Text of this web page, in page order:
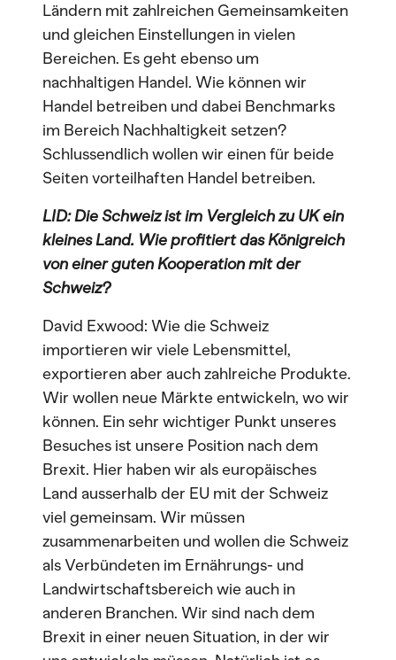
Ländern mit zahlreichen Gemeinsamkeiten
und gleichen Einstellungen in vielen
Bereichen. Es geht ebenso um
nachhaltigen Handel. Wie können wir
Handel betreiben und dabei Benchmarks
im Bereich Nachhaltigkeit setzen?
Schlussendlich wollen wir einen für beide
Seiten vorteilhaften Handel betreiben.
LID: Die Schweiz ist im Vergleich zu UK ein
kleines Land. Wie profitiert das Königreich
von einer guten Kooperation mit der
Schweiz?
David Exwood: Wie die Schweiz
importieren wir viele Lebensmittel,
exportieren aber auch zahlreiche Produkte.
Wir wollen neue Märkte entwickeln, wo wir
können. Ein sehr wichtiger Punkt unseres
Besuches ist unsere Position nach dem
Brexit. Hier haben wir als europäisches
Land ausserhalb der EU mit der Schweiz
viel gemeinsam. Wir müssen
zusammenarbeiten und wollen die Schweiz
als Verbündeten im Ernährungs- und
Landwirtschaftsbereich wie auch in
anderen Branchen. Wir sind nach dem
Brexit in einer neuen Situation, in der wir